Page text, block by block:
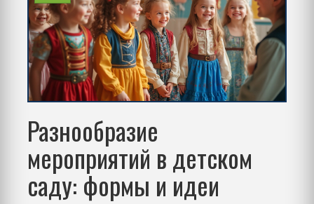
Разнообразие
мероприятий в детском
саду: формы и идеи